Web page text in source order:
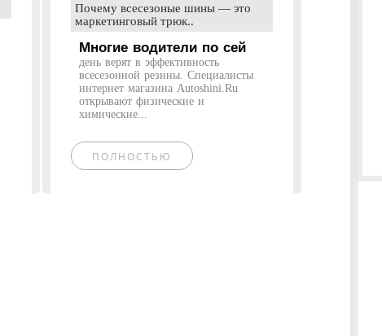
Почему всесезоные шины — это
маркетинговый трюк..
Многие водители по сей
день верят в эффективность
всесезонной резины. Специалисты
интернет магазина Autoshini.Ru
открывают физические и
химические...
ПОЛНОСТЬЮ